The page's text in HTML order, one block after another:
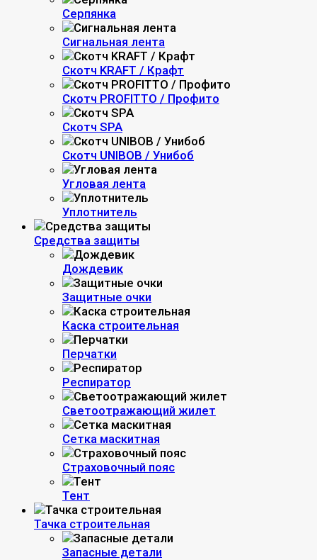
Серпянка
Сигнальная лента
Скотч KRAFT / Крафт
Скотч PROFITTO / Профито
Скотч SPA
Скотч UNIBOB / Унибоб
Угловая лента
Уплотнитель
Средства защиты
Дождевик
Защитные очки
Каска строительная
Перчатки
Респиратор
Светоотражающий жилет
Сетка маскитная
Страховочный пояс
Тент
Тачка строительная
Запасные детали